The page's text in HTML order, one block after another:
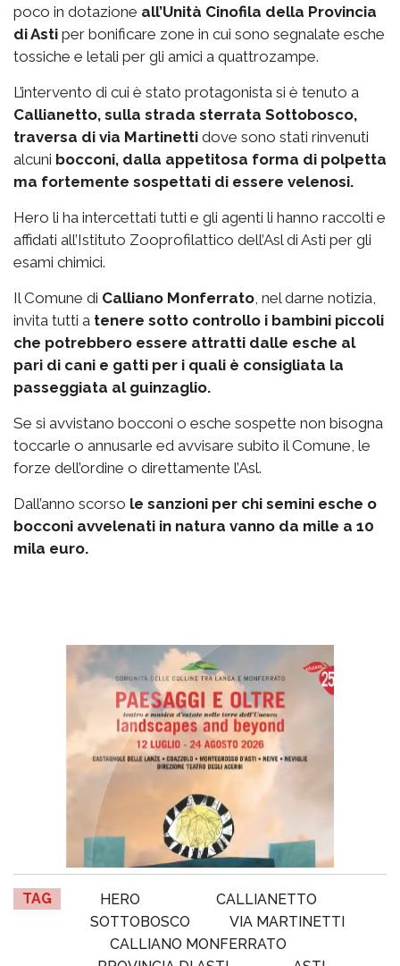
poco in dotazione all’Unità Cinofila della Provincia
di Asti per bonificare zone in cui sono segnalate esche
tossiche e letali per gli amici a quattrozampe.
L’intervento di cui è stato protagonista si è tenuto a
Callianetto, sulla strada sterrata Sottobosco,
traversa di via Martinetti dove sono stati rinvenuti
alcuni bocconi, dalla appetitosa forma di polpetta
ma fortemente sospettati di essere velenosi.
Hero li ha intercettati tutti e gli agenti li hanno raccolti e
affidati all’Istituto Zooprofilattico dell’Asl di Asti per gli
esami chimici.
Il Comune di Calliano Monferrato, nel darne notizia,
invita tutti a tenere sotto controllo i bambini piccoli
che potrebbero essere attratti dalle esche al
pari di cani e gatti per i quali è consigliata la
passeggiata al guinzaglio.
Se si avvistano bocconi o esche sospette non bisogna
toccarle o annusarle ed avvisare subito il Comune, le
forze dell’ordine o direttamente l’Asl.
Dall’anno scorso le sanzioni per chi semini esche o
bocconi avvelenati in natura vanno da mille a 10
mila euro.
TAG HERO
CALLIANETTO
SOTTOBOSCO
VIA MARTINETTI
CALLIANO MONFERRATO